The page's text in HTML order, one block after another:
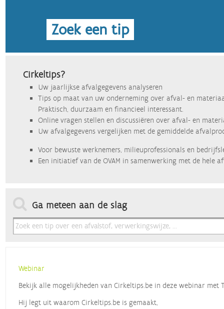
Zoek een tip
Cirkeltips?
Uw jaarlijkse afvalgegevens analyseren
Tips op maat van uw onderneming over afval- en
Praktisch, duurzaam en financieel interessant.
Online vragen stellen en discussiëren over afval- en
Uw afvalgegevens vergelijken met de gemiddelde
Voor bewuste werknemers, milieuprofessionals en
Een initiatief van de OVAM in samenwerking met de hele
Ga meteen aan de slag
Webinar
Bekijk alle mogelijkheden van Cirkeltips.be in deze webinar met
Hij legt uit waarom Cirkeltips.be is gemaakt,